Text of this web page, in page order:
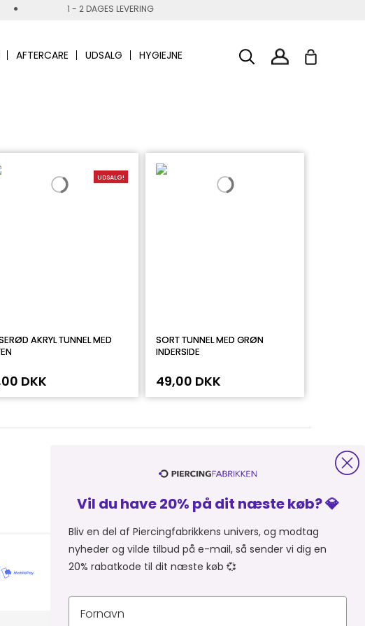
1 - 2 DAGES LEVERING
AFTERCARE UDSALG HYGIEJNE
UDSALG!
AKRYL TUNNEL MED
DKK
SORT TUNNEL MED GRØN
INDERSIDE
49,00 DKK
Vil du have 20% på dit næste køb? 💎
Bliv en del af Piercingfabrikkens univers, og modtag
nyheder og vilde tilbud på e-mail, så sender vi dig en
20% rabatkode til dit næste køb 💞